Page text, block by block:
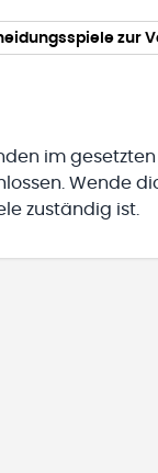
im
Wende
zuständig ist.